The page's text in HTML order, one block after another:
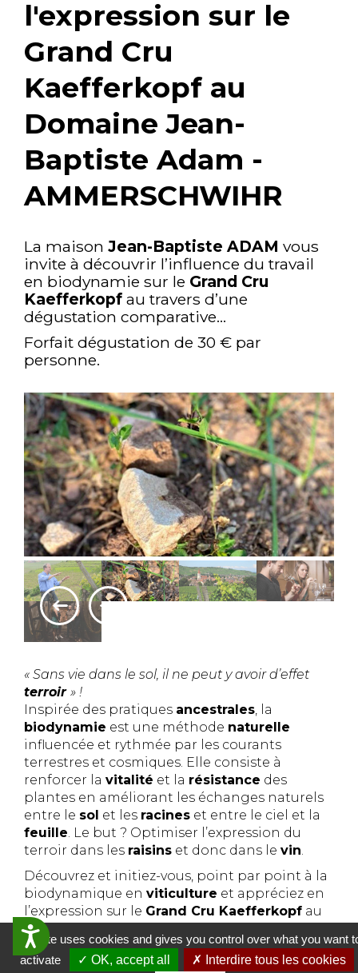
Accessibilit&eacute;
l'expression sur le
Grand Cru
Kaefferkopf au
Domaine Jean-
Baptiste Adam -
AMMERSCHWIHR
La maison Jean-Baptiste ADAM vous
invite à découvrir l’influence du travail
en biodynamie sur le Grand Cru
Kaefferkopf au travers d’une
dégustation comparative…
Forfait dégustation de 30 € par
personne.
« Sans vie dans le sol, il ne peut y avoir d’effet
terroir » !
Inspirée des pratiques ancestrales, la
biodynamie est une méthode naturelle
influencée et rythmée par les courants
terrestres et cosmiques. Elle consiste à
renforcer la vitalité et la résistance des
plantes en améliorant les échanges naturels
entre le sol et les racines et entre le ciel et la
feuille. Le but ? Optimiser l’expression du
terroir dans les raisins et donc dans le vin.
Découvrez et initiez-vous, point par point à la
biodynamique en viticulture et appréciez en
l’expression sur le Grand Cru Kaefferkopf au
travers d’une dégustation comparative
proposée par la maisonJean-Baptiste
ADAM
This site uses cookies and gives you control over what you want
activate
✓ OK, accept all ✗ Interdire tous les cookies